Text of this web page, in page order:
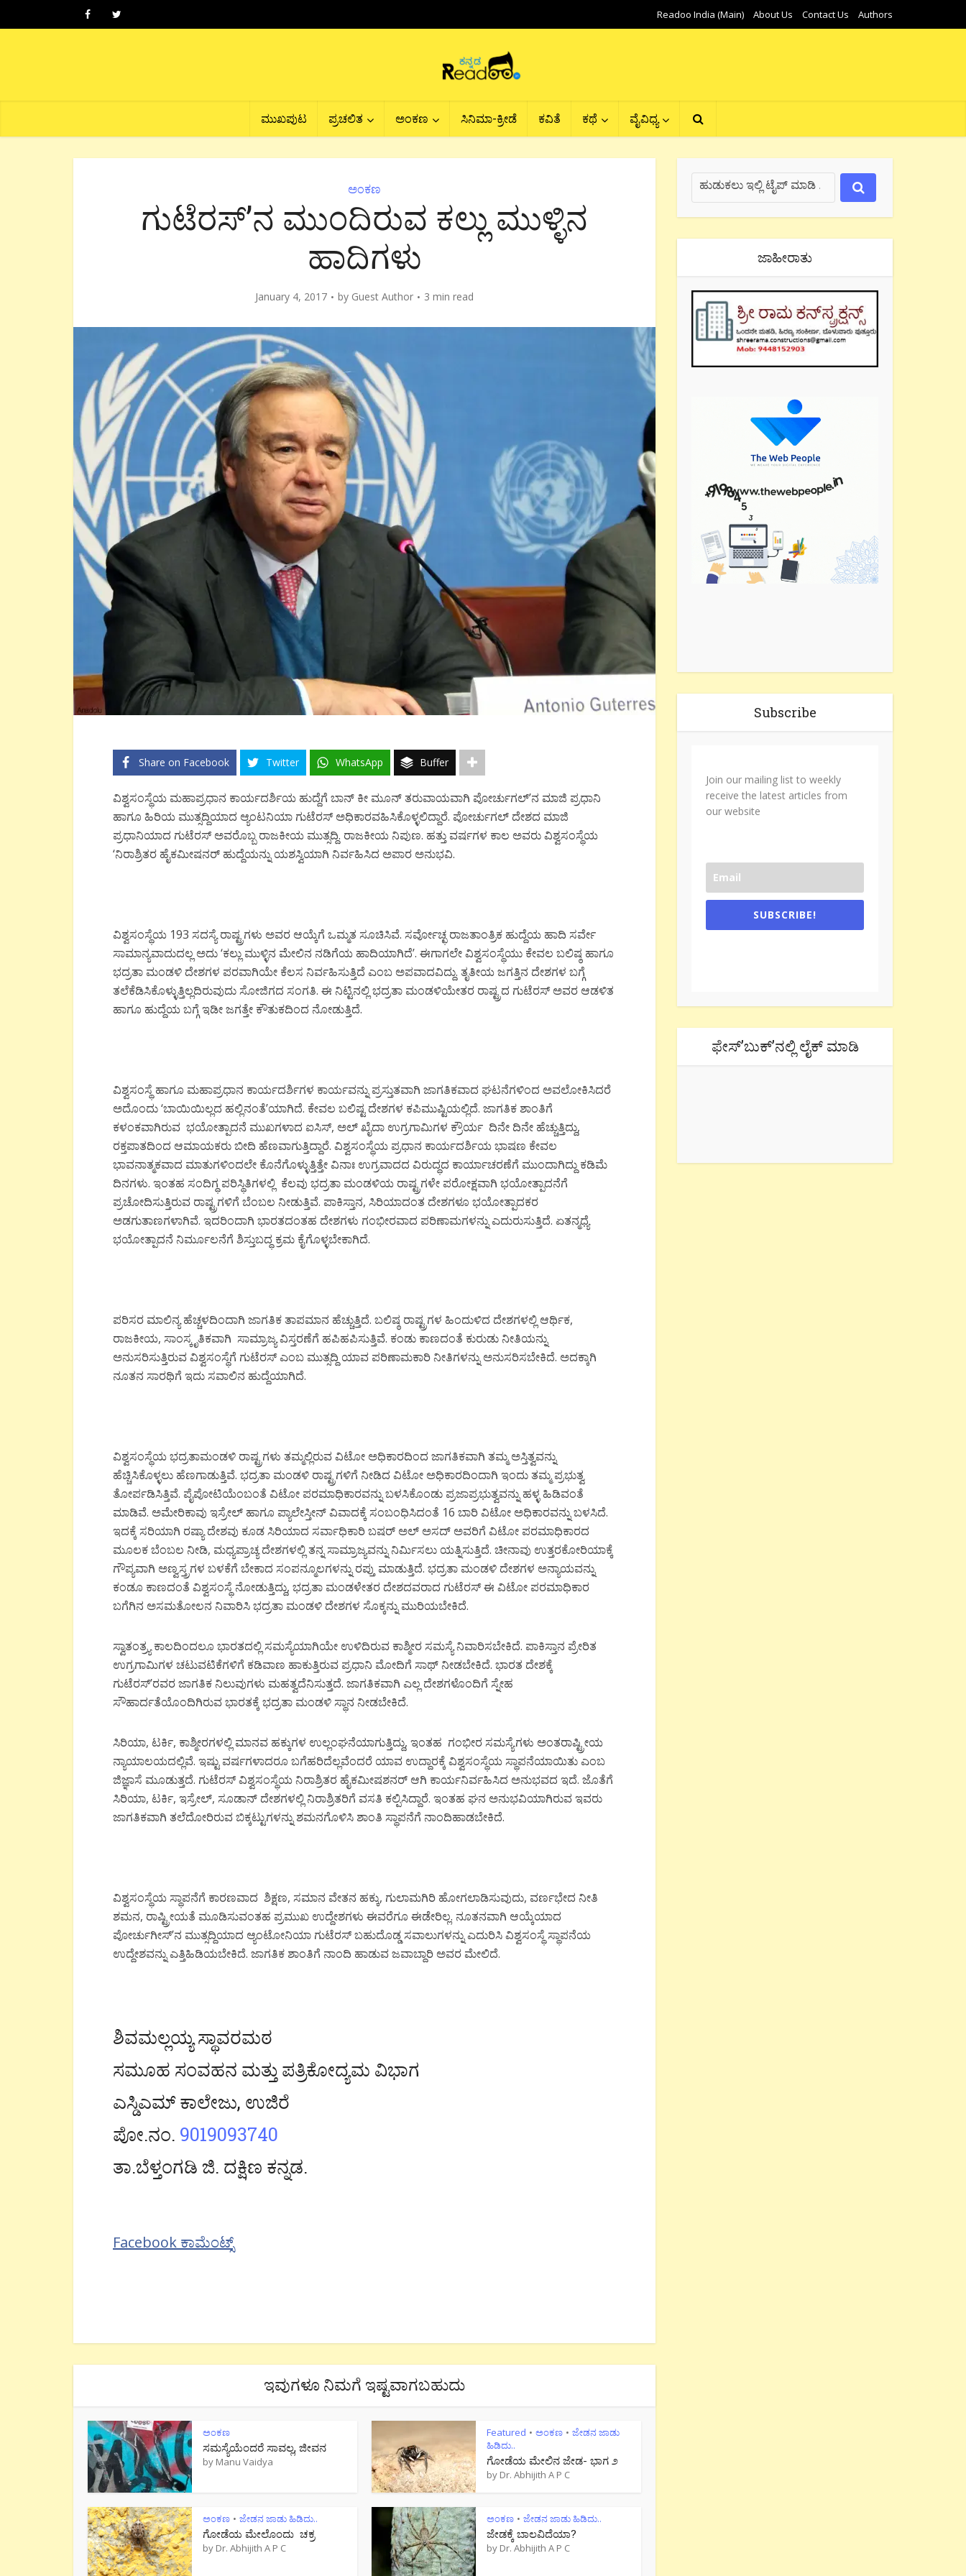
Readoo India (Main) About Us Contact Us Authors
ಮುಖಪುಟ ಪ್ರಚಲಿತ ಅಂಕಣ ಸಿನಿಮಾ-ಕ್ರೀಡೆ ಕವಿತೆ ಕಥೆ ವೈವಿಧ್ಯ
ಅಂಕಣ
ಗುಟೆರಸ್’ನ ಮುಂದಿರುವ ಕಲ್ಲು ಮುಳ್ಳಿನ
ಹಾದಿಗಳು
January 4, 2017 by Guest Author 3 min read
Share on Facebook Twitter WhatsApp Buffer
ವಿಶ್ವಸಂಸ್ಥೆಯ ಮಹಾಪ್ರಧಾನ ಕಾರ್ಯದರ್ಶಿಯ ಹುದ್ದೆಗೆ ಬಾನ್ ಕೀ ಮೂನ್ ತರುವಾಯವಾಗಿ ಪೋರ್ಚುಗಲ್’ನ ಮಾಜಿ ಪ್ರಧಾನಿ
ಹಾಗೂ ಹಿರಿಯ ಮುತ್ಸದ್ದಿಯಾದ ಆ್ಯಂಟನಿಯಾ ಗುಟೆರಸ್ ಅಧಿಕಾರವಹಿಸಿಕೊಳ್ಳಲಿದ್ದಾರೆ. ಪೋರ್ಚುಗಲ್ ದೇಶದ ಮಾಜಿ
ಪ್ರಧಾನಿಯಾದ ಗುಟೆರಸ್ ಅವರೊಬ್ಬ ರಾಜಕೀಯ ಮುತ್ಸದ್ದಿ. ರಾಜಕೀಯ ನಿಪುಣ. ಹತ್ತು ವರ್ಷಗಳ ಕಾಲ ಅವರು ವಿಶ್ವಸಂಸ್ಥೆಯ
‘ನಿರಾಶ್ರಿತರ ಹೈಕಮೀಷನರ್ ಹುದ್ದೆಯನ್ನು ಯಶಸ್ವಿಯಾಗಿ ನಿರ್ವಹಿಸಿದ ಅಪಾರ ಅನುಭವಿ.
ವಿಶ್ವಸಂಸ್ಥೆಯ 193 ಸದಸ್ಯೆ ರಾಷ್ಟ್ರಗಳು ಅವರ ಆಯ್ಕೆಗೆ ಒಮ್ಮತ ಸೂಚಿಸಿವೆ. ಸರ್ವೋಚ್ಛ ರಾಜತಾಂತ್ರಿಕ ಹುದ್ದೆಯ ಹಾದಿ ಸರ್ವೇ
ಸಾಮಾನ್ಯವಾದುದಲ್ಲ ಅದು ‘ಕಲ್ಲು ಮುಳ್ಳಿನ ಮೇಲಿನ ನಡಿಗೆಯ ಹಾದಿಯಾಗಿದೆ’. ಈಗಾಗಲೇ ವಿಶ್ವಸಂಸ್ಥೆಯು ಕೇವಲ ಬಲಿಷ್ಠ ಹಾಗೂ
ಭದ್ರತಾ ಮಂಡಳಿ ದೇಶಗಳ ಪರವಾಗಿಯೇ ಕೆಲಸ ನಿರ್ವಹಿಸುತ್ತಿದೆ ಎಂಬ ಅಪವಾದವಿದ್ದು. ತೃತೀಯ ಜಗತ್ತಿನ ದೇಶಗಳ ಬಗ್ಗೆ
ತಲೆಕೆಡಿಸಿಕೊಳ್ಳುತ್ತಿಲ್ಲದಿರುವುದು ಸೋಜಿಗದ ಸಂಗತಿ. ಈ ನಿಟ್ಟಿನಲ್ಲಿ ಭದ್ರತಾ ಮಂಡಳಿಯೇತರ ರಾಷ್ಟ್ರದ ಗುಟೆರಸ್ ಅವರ ಆಡಳಿತ
ಹಾಗೂ ಹುದ್ದೆಯ ಬಗ್ಗೆ ಇಡೀ ಜಗತ್ತೇ ಕೌತುಕದಿಂದ ನೋಡುತ್ತಿದೆ.
ವಿಶ್ವಸಂಸ್ಥೆ ಹಾಗೂ ಮಹಾಪ್ರಧಾನ ಕಾರ್ಯದರ್ಶಿಗಳ ಕಾರ್ಯವನ್ನು ಪ್ರಸ್ತುತವಾಗಿ ಜಾಗತಿಕವಾದ ಘಟನೆಗಳಿಂದ ಅವಲೋಕಿಸಿದರೆ
ಅದೊಂದು ‘ಬಾಯಿಯಿಲ್ಲದ ಹಲ್ಲಿನಂತೆ’ಯಾಗಿದೆ. ಕೇವಲ ಬಲಿಷ್ಟ ದೇಶಗಳ ಕಪಿಮುಷ್ಟಿಯಲ್ಲಿದೆ. ಜಾಗತಿಕ ಶಾಂತಿಗೆ
ಕಳಂಕವಾಗಿರುವ ಭಯೋತ್ಪಾದನೆ ಮುಖಗಳಾದ ಐಸಿಸ್, ಅಲ್ ಖೈದಾ ಉಗ್ರಗಾಮಿಗಳ ಕ್ರೌರ್ಯ ದಿನೇ ದಿನೇ ಹೆಚ್ಚುತ್ತಿದ್ದು,
ರಕ್ತಪಾತದಿಂದ ಆಮಾಯಕರು ಬೀದಿ ಹೆಣವಾಗುತ್ತಿದ್ದಾರೆ. ವಿಶ್ವಸಂಸ್ಥೆಯ ಪ್ರಧಾನ ಕಾರ್ಯದರ್ಶಿಯ ಭಾಷಣ ಕೇವಲ
ಭಾವನಾತ್ಮಕವಾದ ಮಾತುಗಳಿಂದಲೇ ಕೊನೆಗೊಳ್ಳುತ್ತಿತ್ತೇ ವಿನಾಃ ಉಗ್ರವಾದದ ವಿರುದ್ಧದ ಕಾರ್ಯಾಚರಣೆಗೆ ಮುಂದಾಗಿದ್ದು ಕಡಿಮೆ
ದಿನಗಳು. ಇಂತಹ ಸಂದಿಗ್ಧ ಪರಿಸ್ಥಿತಿಗಳಲ್ಲಿ ಕೆಲವು ಭದ್ರತಾ ಮಂಡಳಿಯ ರಾಷ್ಟ್ರಗಳೇ ಪರೋಕ್ಷವಾಗಿ ಭಯೋತ್ಪಾದನೆಗೆ
ಪ್ರಚೋದಿಸುತ್ತಿರುವ ರಾಷ್ಟ್ರಗಳಿಗೆ ಬೆಂಬಲ ನೀಡುತ್ತಿವೆ. ಪಾಕಿಸ್ತಾನ, ಸಿರಿಯಾದಂತ ದೇಶಗಳೂ ಭಯೋತ್ಪಾದಕರ
ಅಡಗುತಾಣಗಳಾಗಿವೆ. ಇದರಿಂದಾಗಿ ಭಾರತದಂತಹ ದೇಶಗಳು ಗಂಭೀರವಾದ ಪರಿಣಾಮಗಳನ್ನು ಎದುರುಸುತ್ತಿದೆ. ಏತನ್ಮಧ್ಯೆ
ಭಯೋತ್ಪಾದನೆ ನಿರ್ಮೂಲನೆಗೆ ಶಿಸ್ತುಬದ್ಧ ಕ್ರಮ ಕೈಗೊಳ್ಳಬೇಕಾಗಿದೆ.
ಪರಿಸರ ಮಾಲಿನ್ಯ ಹೆಚ್ಚಳದಿಂದಾಗಿ ಜಾಗತಿಕ ತಾಪಮಾನ ಹೆಚ್ಚುತ್ತಿದೆ. ಬಲಿಷ್ಠ ರಾಷ್ಟ್ರಗಳ ಹಿಂದುಳಿದ ದೇಶಗಳಲ್ಲಿ ಆರ್ಥಿಕ,
ರಾಜಕೀಯ, ಸಾಂಸ್ಕೃತಿಕವಾಗಿ ಸಾಮ್ರಾಜ್ಯ ವಿಸ್ತರಣೆಗೆ ಹಪಿಹಪಿಸುತ್ತಿವೆ. ಕಂಡು ಕಾಣದಂತೆ ಕುರುಡು ನೀತಿಯನ್ನು
ಅನುಸರಿಸುತ್ತಿರುವ ವಿಶ್ವಸಂಸ್ಥೆಗೆ ಗುಟೆರಸ್ ಎಂಬ ಮುತ್ಸದ್ದಿ ಯಾವ ಪರಿಣಾಮಕಾರಿ ನೀತಿಗಳನ್ನು ಅನುಸರಿಸಬೇಕಿದೆ. ಅದಕ್ಕಾಗಿ
ನೂತನ ಸಾರಥಿಗೆ ಇದು ಸವಾಲಿನ ಹುದ್ದೆಯಾಗಿದೆ.
ವಿಶ್ವಸಂಸ್ಥೆಯ ಭದ್ರತಾಮಂಡಳಿ ರಾಷ್ಟ್ರಗಳು ತಮ್ಮಲ್ಲಿರುವ ವಿಟೋ ಅಧಿಕಾರದಿಂದ ಜಾಗತಿಕವಾಗಿ ತಮ್ಮ ಅಸ್ತಿತ್ವವನ್ನು
ಹೆಚ್ಚಿಸಿಕೊಳ್ಳಲು ಹೆಣಗಾಡುತ್ತಿವೆ. ಭದ್ರತಾ ಮಂಡಳಿ ರಾಷ್ಟ್ರಗಳಿಗೆ ನೀಡಿದ ವಿಟೋ ಅಧಿಕಾರದಿಂದಾಗಿ ಇಂದು ತಮ್ಮ ಪ್ರಭುತ್ವ
ತೋರ್ಪಡಿಸಿತ್ತಿವೆ. ಪೈಪೋಟಿಯೆಂಬಂತೆ ವಿಟೋ ಪರಮಾಧಿಕಾರವನ್ನು ಬಳಸಿಕೊಂಡು ಪ್ರಜಾಪ್ರಭುತ್ವವನ್ನು ಹಳ್ಳ ಹಿಡಿವಂತೆ
ಮಾಡಿವೆ. ಅಮೇರಿಕಾವು ಇಸ್ರೇಲ್ ಹಾಗೂ ಪ್ಯಾಲೇಸ್ತೀನ್ ವಿವಾದಕ್ಕೆ ಸಂಬಂಧಿಸಿದಂತೆ 16 ಬಾರಿ ವಿಟೋ ಅಧಿಕಾರವನ್ನು ಬಳಸಿದೆ.
ಇದಕ್ಕೆ ಸರಿಯಾಗಿ ರಷ್ಯಾ ದೇಶವು ಕೂಡ ಸಿರಿಯಾದ ಸರ್ವಾಧಿಕಾರಿ ಬಷರ್ ಅಲ್ ಅಸದ್ ಅವರಿಗೆ ವಿಟೋ ಪರಮಾಧಿಕಾರದ
ಮೂಲಕ ಬೆಂಬಲ ನೀಡಿ, ಮಧ್ಯಪ್ರಾಚ್ಯ ದೇಶಗಳಲ್ಲಿ ತನ್ನ ಸಾಮ್ರಾಜ್ಯವನ್ನು ನಿರ್ಮಿಸಲು ಯತ್ನಿಸುತ್ತಿದೆ. ಚೀನಾವು ಉತ್ತರಕೋರಿಯಾಕ್ಕೆ
ಗೌಪ್ಯವಾಗಿ ಅಣ್ವಸ್ತ್ರಗಳ ಬಳಕೆಗೆ ಬೇಕಾದ ಸಂಪನ್ಮೂಲಗಳನ್ನು ರಪ್ತು ಮಾಡುತ್ತಿದೆ. ಭದ್ರತಾ ಮಂಡಳಿ ದೇಶಗಳ ಅನ್ಯಾಯವನ್ನು
ಕಂಡೂ ಕಾಣದಂತೆ ವಿಶ್ವಸಂಸ್ಥೆ ನೋಡುತ್ತಿದ್ದು, ಭದ್ರತಾ ಮಂಡಳೇತರ ದೇಶದವರಾದ ಗುಟೆರಸ್ ಈ ವಿಟೋ ಪರಮಾಧಿಕಾರ
ಬಗೆಗಿನ ಅಸಮತೋಲನ ನಿವಾರಿಸಿ ಭದ್ರತಾ ಮಂಡಳಿ ದೇಶಗಳ ಸೊಕ್ಕನ್ನು ಮುರಿಯಬೇಕಿದೆ.
ಸ್ವಾತಂತ್ರ್ಯ ಕಾಲದಿಂದಲೂ ಭಾರತದಲ್ಲಿ ಸಮಸ್ಯೆಯಾಗಿಯೇ ಉಳಿದಿರುವ ಕಾಶ್ಮೀರ ಸಮಸ್ಯೆ ನಿವಾರಿಸಬೇಕಿದೆ. ಪಾಕಿಸ್ತಾನ ಪ್ರೇರಿತ
ಉಗ್ರಗಾಮಿಗಳ ಚಟುವಟಿಕೆಗಳಿಗೆ ಕಡಿವಾಣ ಹಾಕುತ್ತಿರುವ ಪ್ರಧಾನಿ ಮೋದಿಗೆ ಸಾಥ್ ನೀಡಬೇಕಿದೆ. ಭಾರತ ದೇಶಕ್ಕೆ
ಗುಟೆರಸ್’ರವರ ಜಾಗತಿಕ ನಿಲುವುಗಳು ಮಹತ್ವದೆನಿಸುತ್ತದೆ. ಜಾಗತಿಕವಾಗಿ ಎಲ್ಲ ದೇಶಗಳೊಂದಿಗೆ ಸ್ನೇಹ
ಸೌಹಾರ್ದತೆಯೊಂದಿಗಿರುವ ಭಾರತಕ್ಕೆ ಭದ್ರತಾ ಮಂಡಳಿ ಸ್ಥಾನ ನೀಡಬೇಕಿದೆ.
ಸಿರಿಯಾ, ಟರ್ಕಿ, ಕಾಶ್ಮೀರಗಳಲ್ಲಿ ಮಾನವ ಹಕ್ಕುಗಳ ಉಲ್ಲಂಘನೆಯಾಗುತ್ತಿದ್ದು, ಇಂತಹ ಗಂಭೀರ ಸಮಸ್ಯೆಗಳು ಅಂತರಾಷ್ಟ್ರೀಯ
ನ್ಯಾಯಾಲಯದಲ್ಲಿವೆ. ಇಷ್ಟು ವರ್ಷಗಳಾದರೂ ಬಗೆಹರಿದೆಲ್ಲವೆಂದರೆ ಯಾವ ಉದ್ದಾರಕ್ಕೆ ವಿಶ್ವಸಂಸ್ಥೆಯ ಸ್ಥಾಪನೆಯಾಯಿತು ಎಂಬ
ಜಿಜ್ಞಾಸೆ ಮೂಡುತ್ತದೆ. ಗುಟೆರಸ್ ವಿಶ್ವಸಂಸ್ಥೆಯ ನಿರಾಶ್ರಿತರ ಹೈಕಮೀಷಶನರ್ ಆಗಿ ಕಾರ್ಯನಿರ್ವಹಿಸಿದ ಅನುಭವದ ಇದೆ. ಜೊತೆಗೆ
ಸಿರಿಯಾ, ಟರ್ಕಿ, ಇಸ್ರೇಲ್, ಸೂಡಾನ್ ದೇಶಗಳಲ್ಲಿ ನಿರಾಶ್ರಿತರಿಗೆ ವಸತಿ ಕಲ್ಪಿಸಿದ್ದಾರೆ. ಇಂತಹ ಘನ ಅನುಭವಿಯಾಗಿರುವ ಇವರು
ಜಾಗತಿಕವಾಗಿ ತಲೆದೋರಿರುವ ಬಿಕ್ಕಟ್ಟುಗಳನ್ನು ಶಮನಗೊಳಿಸಿ ಶಾಂತಿ ಸ್ಥಾಪನೆಗೆ ನಾಂದಿಹಾಡಬೇಕಿದೆ.
ವಿಶ್ವಸಂಸ್ಥೆಯ ಸ್ಥಾಪನೆಗೆ ಕಾರಣವಾದ ಶಿಕ್ಷಣ, ಸಮಾನ ವೇತನ ಹಕ್ಕು, ಗುಲಾಮಗಿರಿ ಹೋಗಲಾಡಿಸುವುದು, ವರ್ಣಭೇದ ನೀತಿ
ಶಮನ, ರಾಷ್ಟ್ರೀಯತೆ ಮೂಡಿಸುವಂತಹ ಪ್ರಮುಖ ಉದ್ದೇಶಗಳು ಈವರೆಗೂ ಈಡೇರಿಲ್ಲ. ನೂತನವಾಗಿ ಆಯ್ಕೆಯಾದ
ಪೋರ್ಚುಗೀಸ್’ನ ಮುತ್ಸದ್ದಿಯಾದ ಆ್ಯಂಟೋನಿಯಾ ಗುಟೆರಸ್ ಬಹುದೊಡ್ಡ ಸವಾಲುಗಳನ್ನು ಎದುರಿಸಿ ವಿಶ್ವಸಂಸ್ಥೆ ಸ್ಥಾಪನೆಯ
ಉದ್ದೇಶವನ್ನು ಎತ್ತಿಹಿಡಿಯಬೇಕಿದೆ. ಜಾಗತಿಕ ಶಾಂತಿಗೆ ನಾಂದಿ ಹಾಡುವ ಜವಾಬ್ದಾರಿ ಅವರ ಮೇಲಿದೆ.
ಶಿವಮಲ್ಲಯ್ಯ ಸ್ಥಾವರಮಠ
ಸಮೂಹ ಸಂವಹನ ಮತ್ತು ಪತ್ರಿಕೋದ್ಯಮ ವಿಭಾಗ
ಎಸ್ಡಿಎಮ್ ಕಾಲೇಜು, ಉಜಿರೆ
ಪೋ.ನಂ. 9019093740
ತಾ.ಬೆಳ್ತಂಗಡಿ ಜಿ. ದಕ್ಷಿಣ ಕನ್ನಡ.
Facebook ಕಾಮೆಂಟ್ಸ್
ಇವುಗಳೂ ನಿಮಗೆ ಇಷ್ಟವಾಗಬಹುದು
ಅಂಕಣ
ಸಮಸ್ಯೆಯೆಂದರೆ ಸಾವಲ್ಲ, ಜೀವನ
by Manu Vaidya
Featured • ಅಂಕಣ • ಜೇಡನ ಜಾಡು
ಹಿಡಿದು..
ಗೋಡೆಯ ಮೇಲಿನ ಜೇಡ- ಭಾಗ ೨
by Dr. Abhijith A P C
ಅಂಕಣ • ಜೇಡನ ಜಾಡು ಹಿಡಿದು..
ಗೋಡೆಯ ಮೇಲೊಂದು ಚಕ್ರ
by Dr. Abhijith A P C
ಅಂಕಣ • ಜೇಡನ ಜಾಡು ಹಿಡಿದು..
ಜೇಡಕ್ಕೆ ಬಾಲವಿದೆಯಾ?
by Dr. Abhijith A P C
ಜಾಹೀರಾತು
Subscribe
Join our mailing list to weekly
receive the latest articles from
our website
SUBSCRIBE!
ಫೇಸ್’ಬುಕ್’ನಲ್ಲಿ ಲೈಕ್ ಮಾಡಿ